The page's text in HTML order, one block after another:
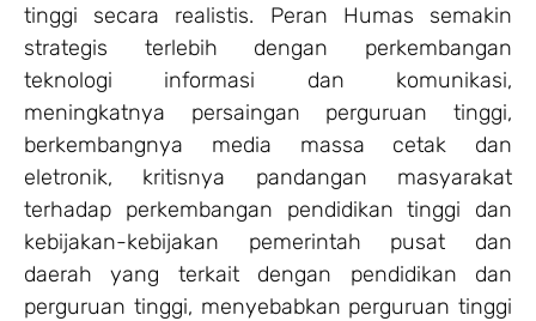
tinggi secara realistis. Peran Humas semakin
strategis terlebih dengan perkembangan
teknologi informasi dan komunikasi,
meningkatnya persaingan perguruan tinggi,
berkembangnya media massa cetak dan
eletronik, kritisnya pandangan masyarakat
terhadap perkembangan pendidikan tinggi dan
kebijakan-kebijakan pemerintah pusat dan
daerah yang terkait dengan pendidikan dan
perguruan tinggi, menyebabkan perguruan tinggi